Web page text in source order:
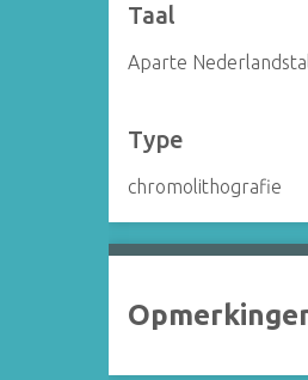
Taal
Aparte
Type
chromolithografie